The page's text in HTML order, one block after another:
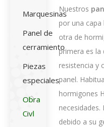
Nuestros
por una
otra de
primera es la
resistencia y
panel.
hormigones
debido a su
Marquesinas
Panel de
cerramiento
Piezas
especiales
Obra
Civl